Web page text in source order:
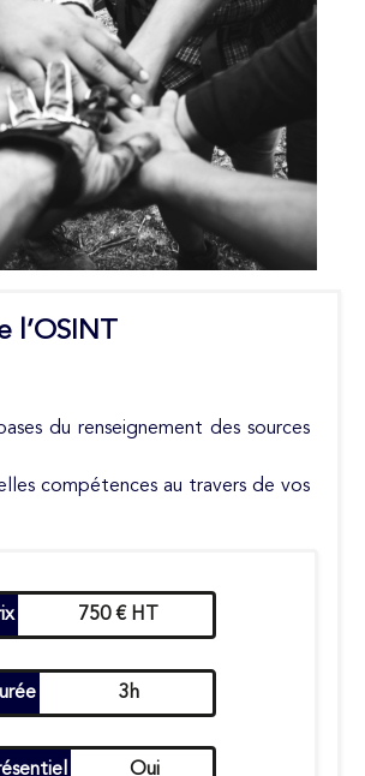
l’OSINT
du renseignement des sources
compétences au travers de vos
750 € HT
3h
Oui